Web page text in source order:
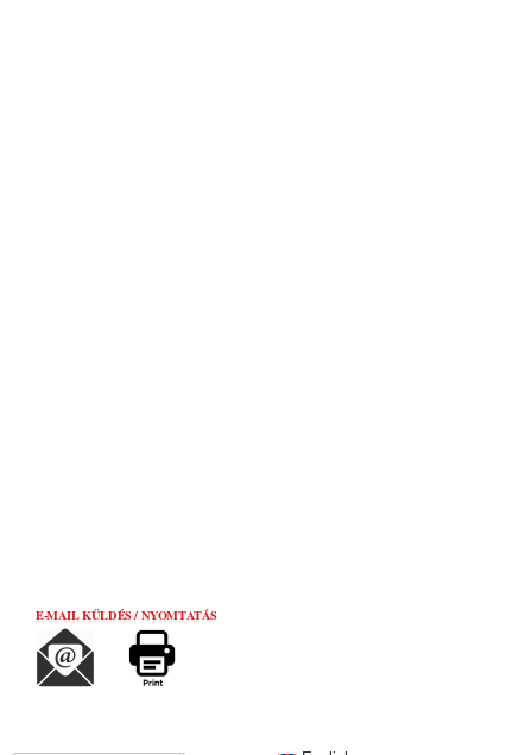
E-MAIL KÜLDÉS / NYOMTATÁS